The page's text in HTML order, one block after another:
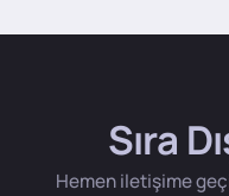
Sıra
Hemen iletişime